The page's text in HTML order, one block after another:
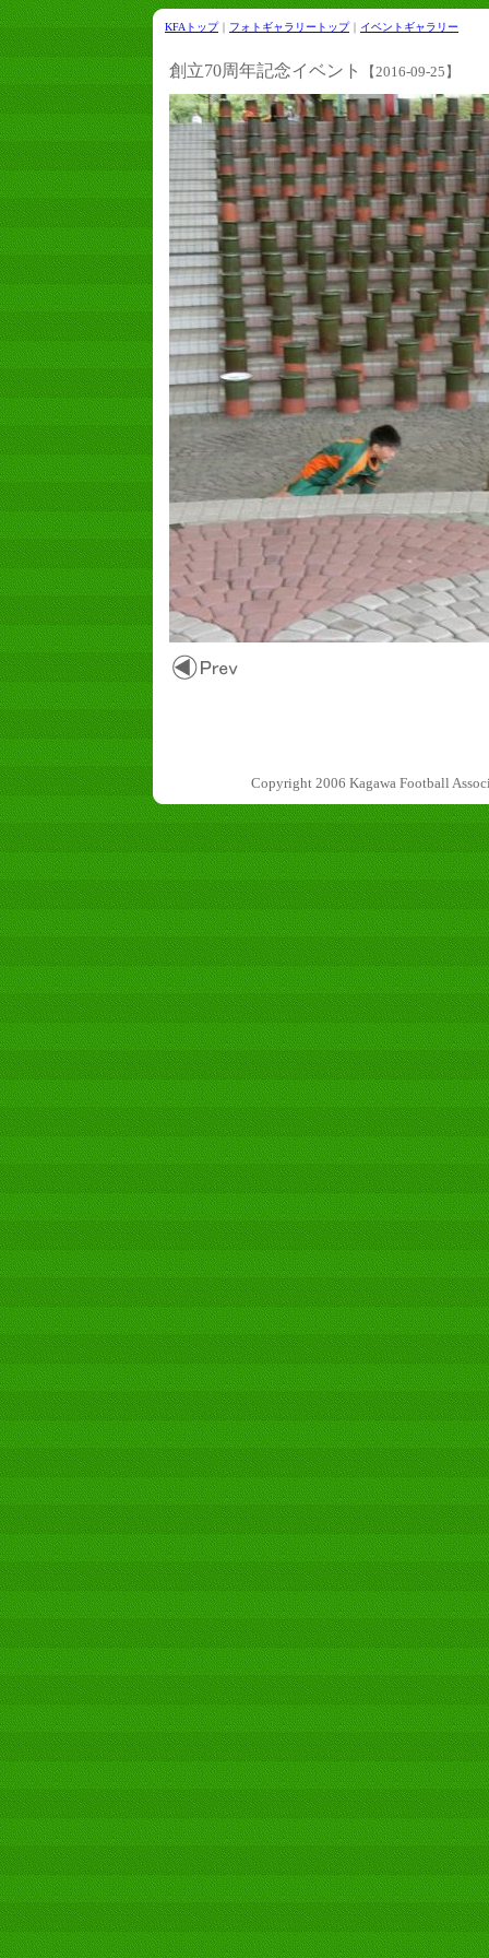
KFAトップ｜ フォトギャラリートップ｜ イベントギャラリー
創立70周年記念イベント 【2016-09-25】
Copyright 2006 Kagawa Football